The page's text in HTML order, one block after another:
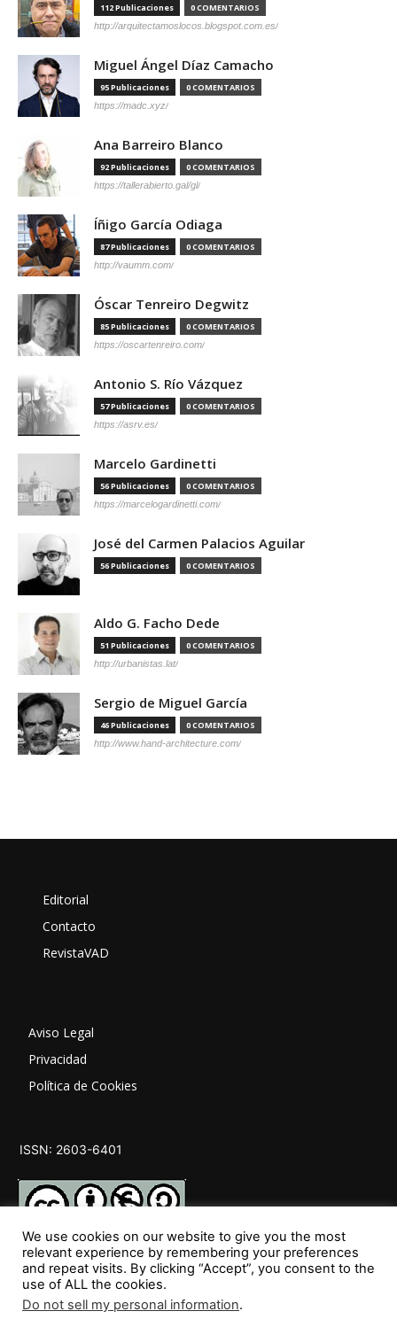
112 Publicaciones 0 COMENTARIOS
http://arquitectamoslocos.blogspot.com.es/
Miguel Ángel Díaz Camacho
95 Publicaciones 0 COMENTARIOS
https://madc.xyz/
Ana Barreiro Blanco
92 Publicaciones 0 COMENTARIOS
https://tallerabierto.gal/gl/
Íñigo García Odiaga
87 Publicaciones 0 COMENTARIOS
http://vaumm.com/
Óscar Tenreiro Degwitz
85 Publicaciones 0 COMENTARIOS
https://oscartenreiro.com/
Antonio S. Río Vázquez
57 Publicaciones 0 COMENTARIOS
https://asrv.es/
Marcelo Gardinetti
56 Publicaciones 0 COMENTARIOS
https://marcelogardinetti.com/
José del Carmen Palacios Aguilar
56 Publicaciones 0 COMENTARIOS
Aldo G. Facho Dede
51 Publicaciones 0 COMENTARIOS
http://urbanistas.lat/
Sergio de Miguel García
46 Publicaciones 0 COMENTARIOS
http://www.hand-architecture.com/
Editorial
Contacto
RevistaVAD
Aviso Legal
Privacidad
Política de Cookies
ISSN: 2603-6401
SÍGUENOS
We use cookies on our website to give you the most
relevant experience by remembering your preferences
and repeat visits. By clicking “Accept”, you consent to the
use of ALL the cookies.
Do not sell my personal information.